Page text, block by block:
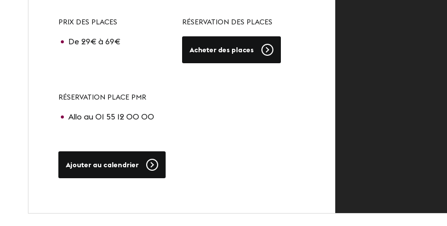
PRIX DES PLACES
De 29€ à 69€
RÉSERVATION DES PLACES
Acheter des places
RÉSERVATION PLACE PMR
Allo au 01 55 12 00 00
Ajouter au calendrier